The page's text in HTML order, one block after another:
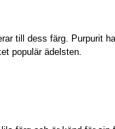
till dess färg. Purpurit
populär ädelsten.